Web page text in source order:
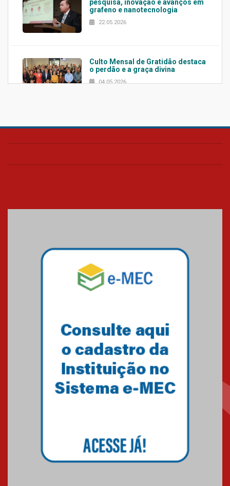
pesquisa, inovação e avanços em
grafeno e nanotecnologia
22.05.2026
Culto Mensal de Gratidão destaca
o perdão e a graça divina
04.05.2026
Confira como foi o culto mensal
Mackenzie mobiliza campanha
solidária para apoiar famílias em
Minas Gerais
Primeiro culto do ano ressalta o
27.02.2026